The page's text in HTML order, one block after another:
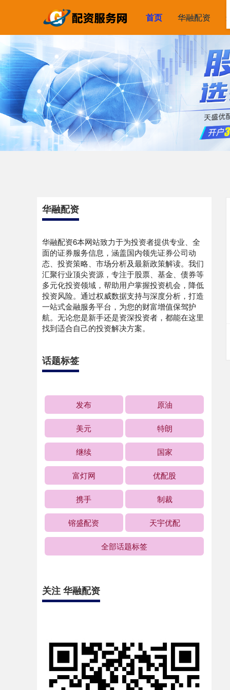
首页 华融配资
华融配资
华融配资6本网站致力于为投资者提供专业、全
面的证券服务信息，涵盖国内领先证券公司动
态、投资策略、市场分析及最新政策解读。我们
汇聚行业顶尖资源，专注于股票、基金、债券等
多元化投资领域，帮助用户掌握投资机会，降低
投资风险。通过权威数据支持与深度分析，打造
一站式金融服务平台，为您的财富增值保驾护
航。无论您是新手还是资深投资者，都能在这里
找到适合自己的投资解决方案。
话题标签
发布 原油
美元 特朗
继续 国家
富灯网 优配股
携手 制裁
镕盛配资 天宇优配
全部话题标签
关注 华融配资